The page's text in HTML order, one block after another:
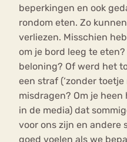
beperkingen en ook
rondom eten. Zo
verliezen. Misschien
om je bord leeg te
beloning? Of werd het
een straf (‘zonder toetje
misdragen? Om je
in de media) dat
voor ons zijn en andere
goed voelen als we